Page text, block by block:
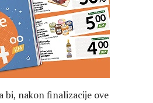
bi, nakon finalizacije ove